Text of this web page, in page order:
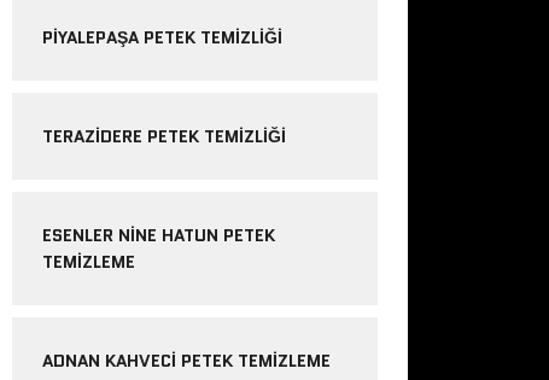
PIYALEPAŞA PETEK TEMIZLIĞI
TERAZIDERE PETEK TEMIZLIĞI
ESENLER NINE HATUN PETEK
TEMIZLEME
ADNAN KAHVECI PETEK TEMIZLEME